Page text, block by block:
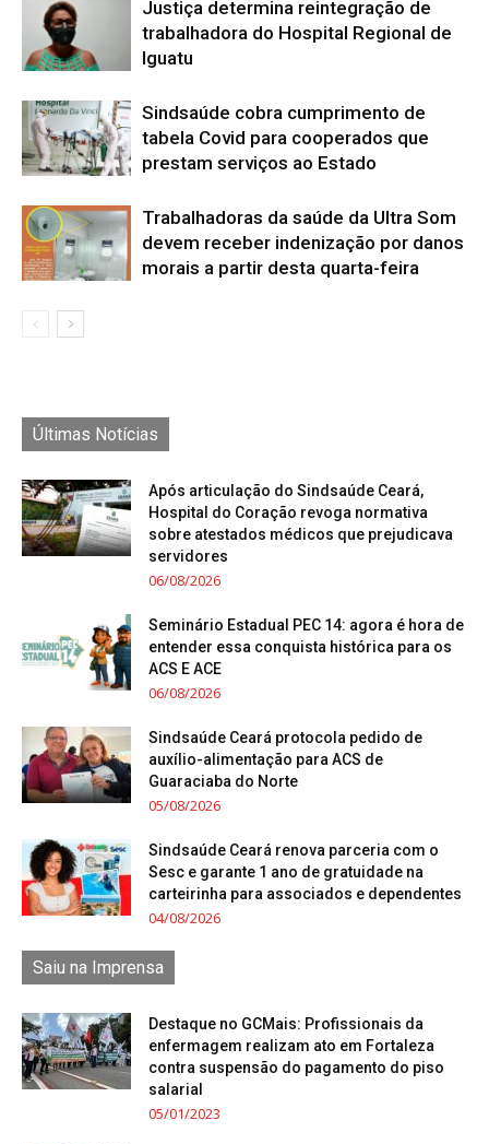
Justiça determina reintegração de
trabalhadora do Hospital Regional de
Iguatu
Sindsaúde cobra cumprimento de
tabela Covid para cooperados que
prestam serviços ao Estado
Trabalhadoras da saúde da Ultra Som
devem receber indenização por danos
morais a partir desta quarta-feira
Últimas Notícias
Após articulação do Sindsaúde Ceará,
Hospital do Coração revoga normativa
sobre atestados médicos que prejudicava
servidores
06/08/2026
Seminário Estadual PEC 14: agora é hora de
entender essa conquista histórica para os
ACS E ACE
06/08/2026
Sindsaúde Ceará protocola pedido de
auxílio-alimentação para ACS de
Guaraciaba do Norte
05/08/2026
Sindsaúde Ceará renova parceria com o
Sesc e garante 1 ano de gratuidade na
carteirinha para associados e dependentes
04/08/2026
Saiu na Imprensa
Destaque no GCMais: Profissionais da
enfermagem realizam ato em Fortaleza
contra suspensão do pagamento do piso
salarial
05/01/2023